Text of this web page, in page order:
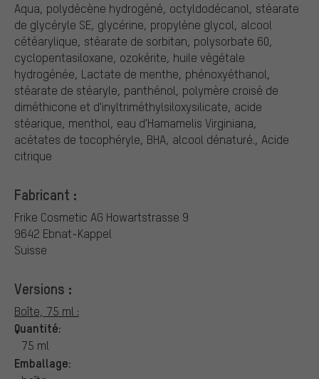
Aqua, polydécène hydrogéné, octyldodécanol, stéarate
de glycéryle SE, glycérine, propylène glycol, alcool
cétéarylique, stéarate de sorbitan, polysorbate 60,
cyclopentasiloxane, ozokérite, huile végétale
hydrogénée, Lactate de menthe, phénoxyéthanol,
stéarate de stéaryle, panthénol, polymère croisé de
diméthicone et d'inyltriméthylsiloxysilicate, acide
stéarique, menthol, eau d'Hamamelis Virginiana,
acétates de tocophéryle, BHA, alcool dénaturé., Acide
citrique
Fabricant :
Frike Cosmetic AG Howartstrasse 9
9642 Ebnat-Kappel
Suisse
Versions :
Boîte, 75 ml :
Quantité:
75 ml
Emballage: